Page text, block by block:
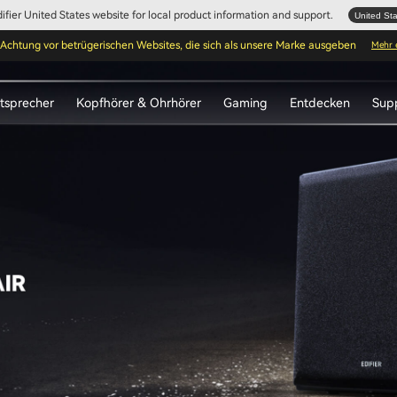
United States website for local product information and support. United
Achtung vor betrügerischen Websites, die sich als unsere Marke ausgeben Mehr
Kopfhörer & Ohrhörer Gaming Entdecken